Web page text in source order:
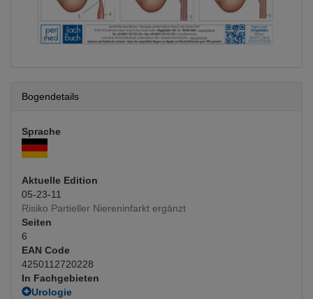
Bogendetails
Sprache
Aktuelle Edition
05-23-11
Risiko Partieller Niereninfarkt ergänzt
Seiten
6
EAN Code
4250112720228
In Fachgebieten
Urologie